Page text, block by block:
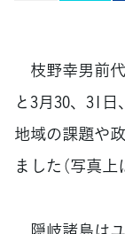
枝野幸男前
と3月30、31
地域の課題や
ました（写真